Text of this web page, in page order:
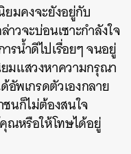
มคงจะยังอยู่กับ
วจะบ่อนเซาะกำลังใจ
รน้ำดีไปเรื่อยๆ จนอยู่
มแสวงหาความกรุณา
อัพเกรดตัวเองกลาย
นก็ไม่ต้องสนใจ
ณหรือให้โทษได้อยู่